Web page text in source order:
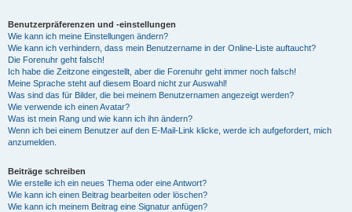
Benutzerpräferenzen und -einstellungen
Wie kann ich meine Einstellungen ändern?
Wie kann ich verhindern, dass mein Benutzername in der Online-Liste auftaucht?
Die Forenuhr geht falsch!
Ich habe die Zeitzone eingestellt, aber die Forenuhr geht immer noch falsch!
Meine Sprache steht auf diesem Board nicht zur Auswahl!
Was sind das für Bilder, die bei meinem Benutzernamen angezeigt werden?
Wie verwende ich einen Avatar?
Was ist mein Rang und wie kann ich ihn ändern?
Wenn ich bei einem Benutzer auf den E-Mail-Link klicke, werde ich aufgefordert, mich
anzumelden.
Beiträge schreiben
Wie erstelle ich ein neues Thema oder eine Antwort?
Wie kann ich einen Beitrag bearbeiten oder löschen?
Wie kann ich meinem Beitrag eine Signatur anfügen?